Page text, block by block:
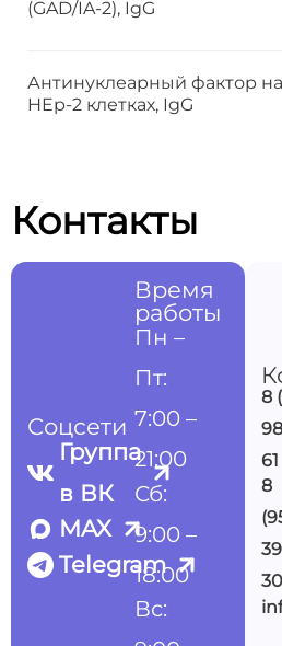
(GAD/IA-2), IgG
Антинуклеарный фактор на
HEp-2 клетках, IgG
Контакты
8
61
8
Соцсети
Группа
в ВК
MAX
Telegram
Время
работы
Пн –
Пт:
7:00 –
21:00
Сб:
9:00 –
18:00
Вс: